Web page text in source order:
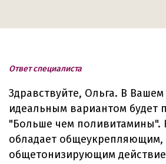
Ответ специалиста
Здравствуйте, Ольга. В
идеальным вариантом будет
"Больше чем поливитамины".
обладает общеукрепляющим,
общетонизирующим